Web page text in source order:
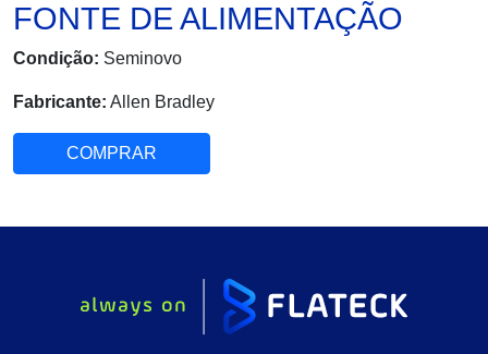
FONTE DE ALIMENTAÇÃO
Condição: Seminovo
Fabricante: Allen Bradley
COMPRAR